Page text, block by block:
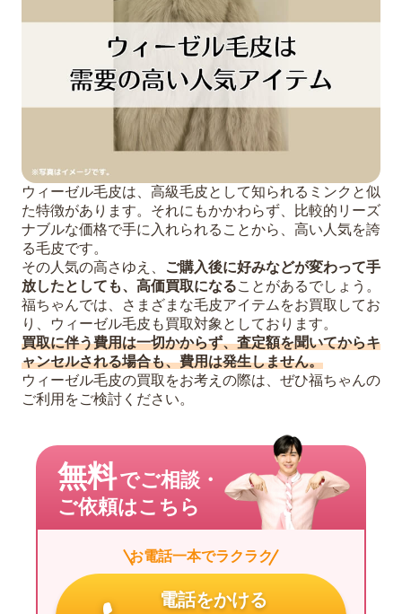
ウィーゼル毛皮は、高級毛皮として知られるミンクと似
た特徴があります。それにもかかわらず、比較的リーズ
ナブルな価格で手に入れられることから、高い人気を誇
る毛皮です。
その人気の高さゆえ、
ご購入後に好みなどが変わって手
放したとしても、高価買取になることがあるでしょう。
福ちゃんでは、さまざまな毛皮アイテムをお買取してお
り、ウィーゼル毛皮も買取対象としております。
買取に伴う費用は一切かからず、査定額を聞いてからキ
ャンセルされる場合も、費用は発生しません。
ウィーゼル毛皮の買取をお考えの際は、ぜひ福ちゃんの
ご利用をご検討ください。
無料でご相談・
ご依頼はこちら
お電話一本でラクラク
電話をかける